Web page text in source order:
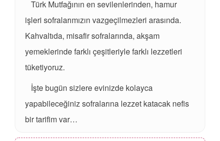
Türk Mutfağının en sevilenlerinden, hamur
işleri sofralarımızın vazgeçilmezleri arasında.
Kahvaltıda, misafir sofralarında, akşam
yemeklerinde farklı çeşitleriyle farklı lezzetleri
tüketiyoruz.
İşte bugün sizlere evinizde kolayca
yapabileceğiniz sofralarına lezzet katacak nefis
bir tarifim var…